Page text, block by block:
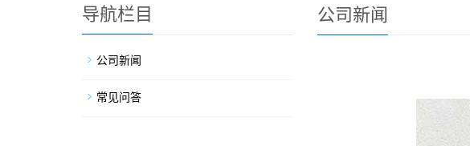
公司新闻
导航栏目
公司新闻
常见问答